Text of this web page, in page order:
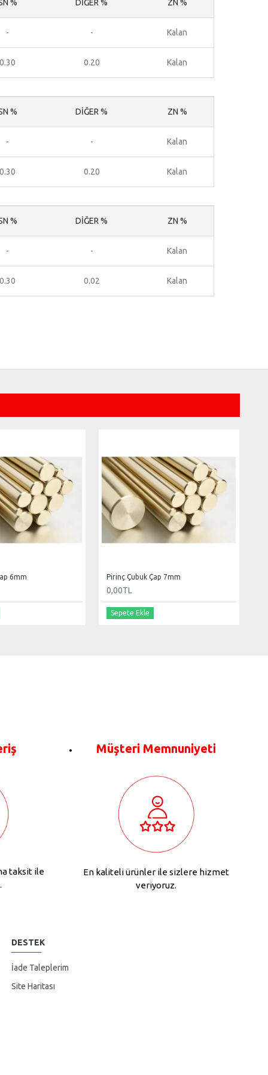
% DİĞER % ZN %
- - Kalan
0.30 0.20 Kalan
% DİĞER % ZN %
- - Kalan
0.30 0.20 Kalan
% DİĞER % ZN %
- - Kalan
0.30 0.02 Kalan
6mm Pirinç Çubuk Çap 7mm
0,00TL
Sepete Ekle
taksit ile
Müşteri Memnuniyeti
En kaliteli ürünler ile sizlere hizmet
veriyoruz.
DESTEK
İade Taleplerim
Site Haritası